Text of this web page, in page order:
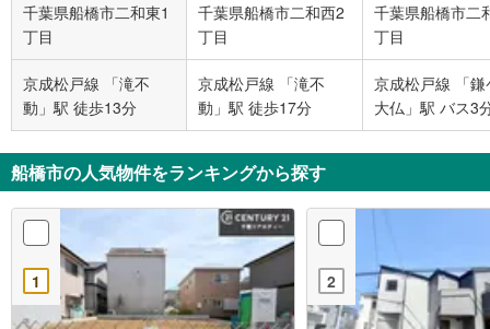
千葉県船橋市二和東1
丁目
千葉県船橋市二和西2
丁目
千葉県船橋市二
丁目
京成松戸線 「滝不
動」駅 徒歩13分
京成松戸線 「滝不
動」駅 徒歩17分
京成松戸線 「鎌
大仏」駅 バス3
ケ谷 バス停下車
9分
船橋市の人気物件をランキングから探す
1 2